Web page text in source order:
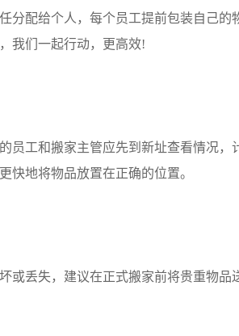
分配给个人，每个员工提前包装自己的
我们一起行动，更高效!
工和搬家主管应先到新址查看情况，
快地将物品放置在正确的位置。
丢失，建议在正式搬家前将贵重物品